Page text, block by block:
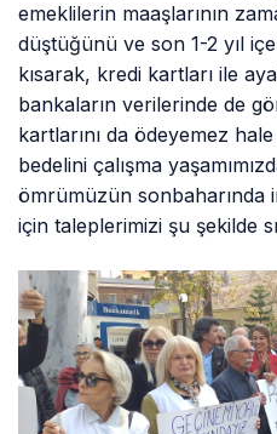
emeklilerin maaşlarının
düştüğünü ve son 1-2 yıl
kısarak, kredi kartları ile
bankaların verilerinde de
kartlarını da ödeyemez
bedelini çalışma
ömrümüzün sonbaharında
için taleplerimizi şu şekilde